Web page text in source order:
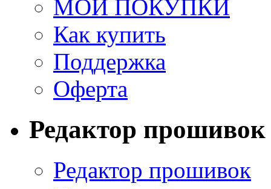
МОИ ПОКУПКИ
Как купить
Поддержка
Оферта
Редактор прошивок
Редактор прошивок